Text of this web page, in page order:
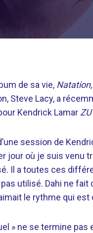
de sa vie, Natation,
Steve Lacy, a
Kendrick Lamar
session de
jour où je suis venu
Il a toutes ces
pas utilisé. Dahi ne
le rythme qui est
» ne se termine pas